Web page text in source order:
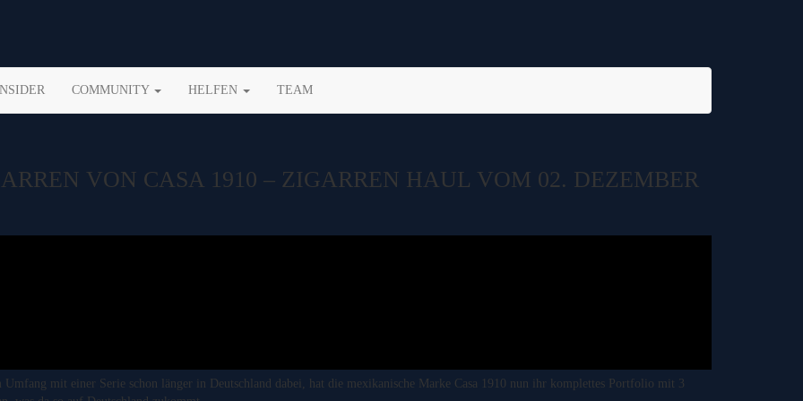
COMMUNITY HELFEN TEAM
VON CASA 1910 – ZIGARREN HAUL VOM 02. DEZEMBER
mit einer Serie schon länger in Deutschland dabei, hat die mexikanische Marke Casa 1910 nun ihr komplettes Portfolio mit 3